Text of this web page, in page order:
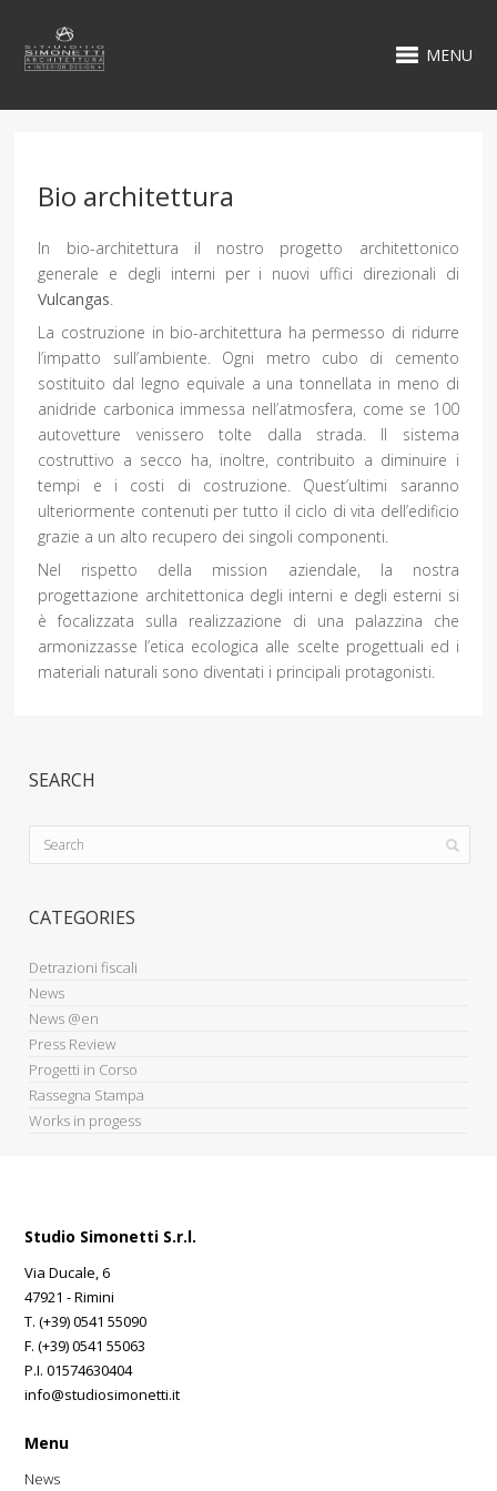
MENU
Bio architettura
In bio-architettura il nostro progetto architettonico
generale e degli interni per i nuovi uffici direzionali di
Vulcangas.
La costruzione in bio-architettura ha permesso di ridurre
l’impatto sull’ambiente. Ogni metro cubo di cemento
sostituito dal legno equivale a una tonnellata in meno di
anidride carbonica immessa nell’atmosfera, come se 100
autovetture venissero tolte dalla strada. Il sistema
costruttivo a secco ha, inoltre, contribuito a diminuire i
tempi e i costi di costruzione. Quest’ultimi saranno
ulteriormente contenuti per tutto il ciclo di vita dell’edificio
grazie a un alto recupero dei singoli componenti.
Nel rispetto della mission aziendale, la nostra
progettazione architettonica degli interni e degli esterni si
è focalizzata sulla realizzazione di una palazzina che
armonizzasse l’etica ecologica alle scelte progettuali ed i
materiali naturali sono diventati i principali protagonisti.
SEARCH
CATEGORIES
Detrazioni fiscali
News
News @en
Press Review
Progetti in Corso
Rassegna Stampa
Works in progess
Studio Simonetti S.r.l.
Via Ducale, 6
47921 - Rimini
T. (+39) 0541 55090
F. (+39) 0541 55063
P.I. 01574630404
info@studiosimonetti.it
Menu
News